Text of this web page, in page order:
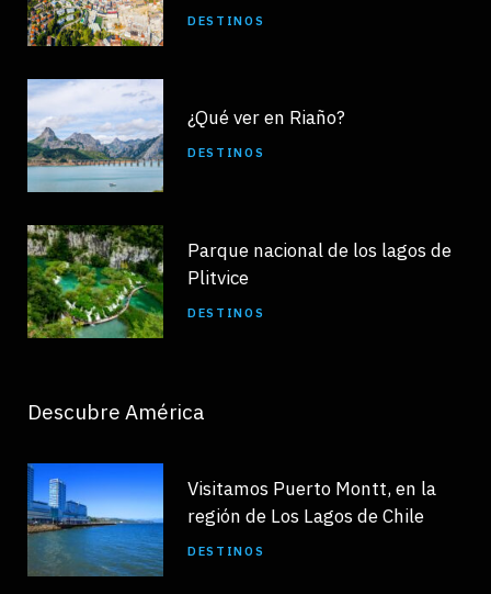
DESTINOS
¿Qué ver en Riaño?
DESTINOS
Parque nacional de los lagos de
Plitvice
DESTINOS
Descubre América
Visitamos Puerto Montt, en la
región de Los Lagos de Chile
DESTINOS